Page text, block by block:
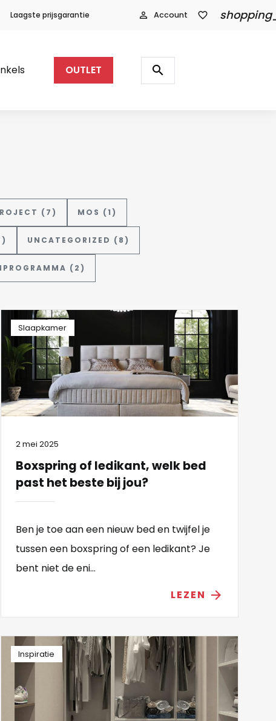
Laagste prijsgarantie person_outline Account favorite_border
OUTLET
Producten
zoeken
search
(7) MOS (1)
UNCATEGORIZED (8)
(2)
Slaapkamer
2 mei 2025
Boxspring of ledikant, welk bed
past het beste bij jou?
Ben je toe aan een nieuw bed en twijfel je
tussen een boxspring of een ledikant? Je
bent niet de eni...
LEZEN arrow_forward
Inspiratie